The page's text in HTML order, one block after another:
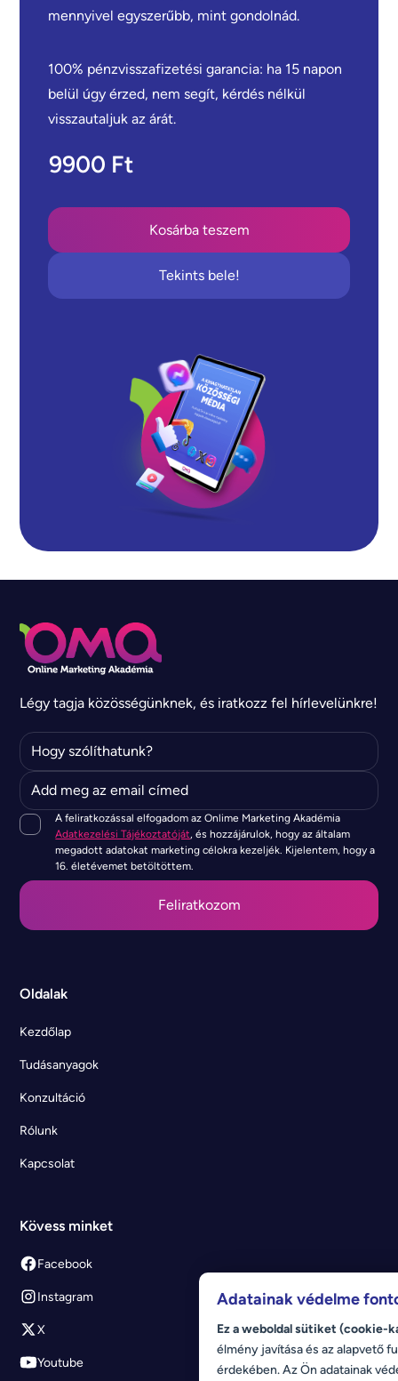
mennyivel egyszerűbb, mint gondolnád.
100% pénzvisszafizetési garancia: ha 15 napon
belül úgy érzed, nem segít, kérdés nélkül
visszautaljuk az árát.
9900 Ft
Tekints bele!
Légy tagja közösségünknek, és iratkozz fel hírlevelünkre!
A feliratkozással elfogadom az Onlime Marketing Akadémia
Adatkezelési Tájékoztatóját, és hozzájárulok, hogy az általam
megadott adatokat marketing célokra kezeljék. Kijelentem, hogy a
16. életévemet betöltöttem.
Oldalak
Kezdőlap
Tudásanyagok
Konzultáció
Rólunk
Kapcsolat
Kövess minket
Facebook
Instagram
X
Youtube
Adatainak védelme
Ez a weboldal sütiket (cookie-
élmény javítása és az alapvető
érdekében. Az Ön adatainak